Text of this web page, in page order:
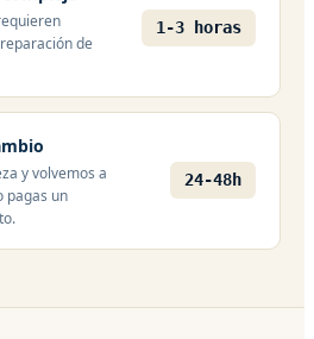
de
1-3 horas
y volvemos a
pagas un
24-48h